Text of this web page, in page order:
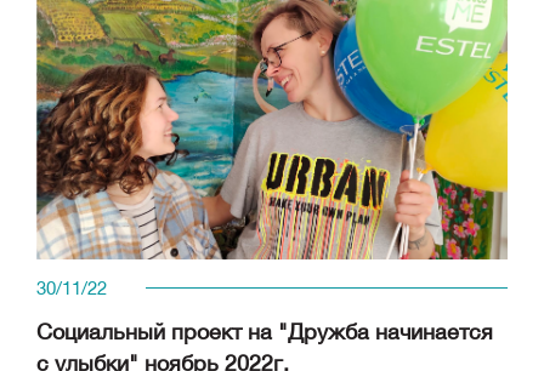
30/11/22
Социальный проект на "Дружба начинается
с улыбки" ноябрь 2022г.